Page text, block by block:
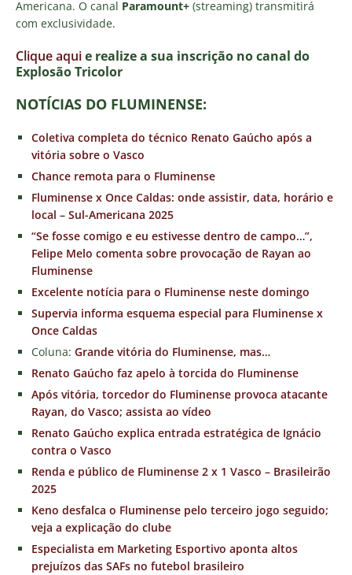
Americana. O canal Paramount+ (streaming) transmitirá
com exclusividade.
Clique aquie realize a sua inscrição no canal do
Explosão Tricolor
NOTÍCIAS DO FLUMINENSE:
Coletiva completa do técnico Renato Gaúcho após a
vitória sobre o Vasco
Chance remota para o Fluminense
Fluminense x Once Caldas: onde assistir, data, horário e
local – Sul-Americana 2025
“Se fosse comigo e eu estivesse dentro de campo…”,
Felipe Melo comenta sobre provocação de Rayan ao
Fluminense
Excelente notícia para o Fluminense neste domingo
Supervia informa esquema especial para Fluminense x
Once Caldas
Coluna: Grande vitória do Fluminense, mas…
Renato Gaúcho faz apelo à torcida do Fluminense
Após vitória, torcedor do Fluminense provoca atacante
Rayan, do Vasco; assista ao vídeo
Renato Gaúcho explica entrada estratégica de Ignácio
contra o Vasco
Renda e público de Fluminense 2 x 1 Vasco – Brasileirão
2025
Keno desfalca o Fluminense pelo terceiro jogo seguido;
veja a explicação do clube
Especialista em Marketing Esportivo aponta altos
prejuízos das SAFs no futebol brasileiro